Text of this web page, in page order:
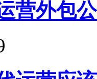
营外包